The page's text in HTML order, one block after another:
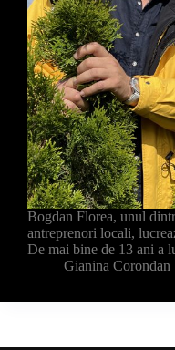
Bogdan Florea, unul
antreprenori locali,
De mai bine de 13 ani a
Gianina Corondan